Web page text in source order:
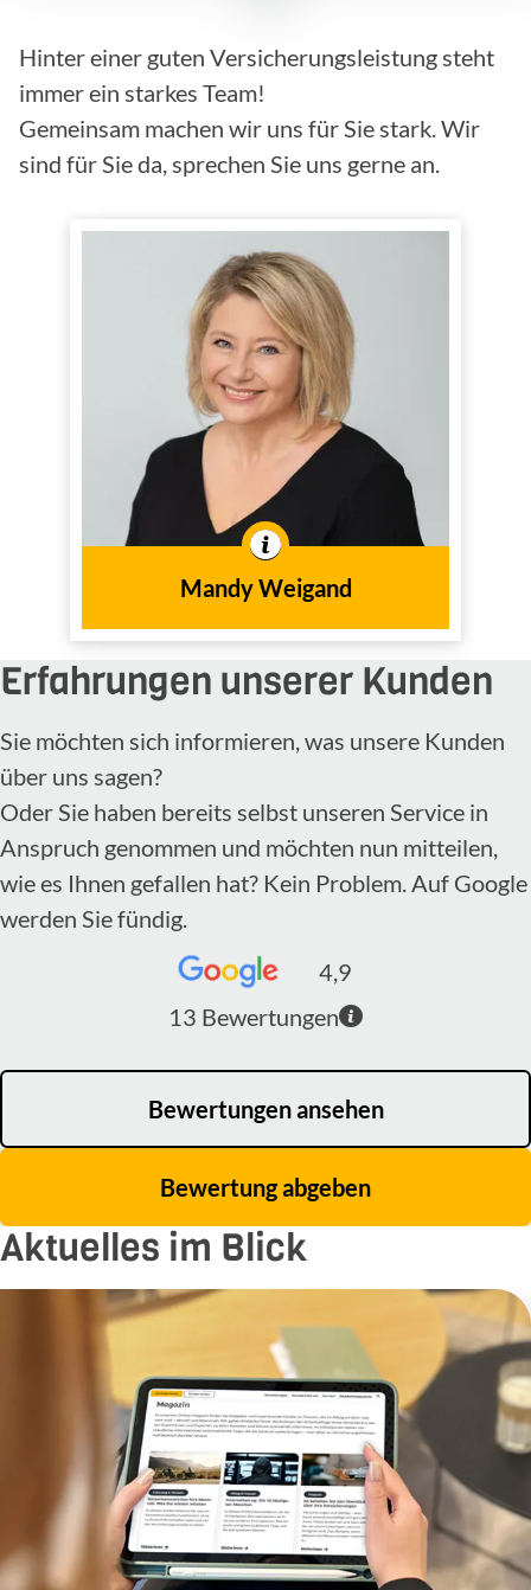
Hinter einer guten Versicherungsleistung steht
immer ein starkes Team!
Gemeinsam machen wir uns für Sie stark. Wir
sind für Sie da, sprechen Sie uns gerne an.
Mandy Weigand
Mandy Weigand
Tätig im
Innendienst
Erfahrungen unserer Kunden
Sie möchten sich informieren, was unsere Kunden
über uns sagen?
Oder Sie haben bereits selbst unseren Service in
Anspruch genommen und möchten nun mitteilen,
wie es Ihnen gefallen hat? Kein Problem. Auf Google
werden Sie fündig.
4,9
13 Bewertungen
Bewertungen ansehen
Bewertung abgeben
Aktuelles im Blick